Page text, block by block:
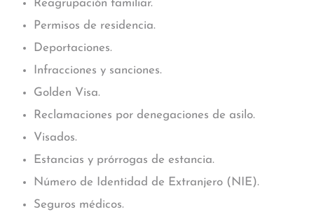
Reagrupación familiar.
Permisos de residencia.
Deportaciones.
Infracciones y sanciones.
Golden Visa.
Reclamaciones por denegaciones de asilo.
Visados.
Estancias y prórrogas de estancia.
Número de Identidad de Extranjero (NIE).
Seguros médicos.